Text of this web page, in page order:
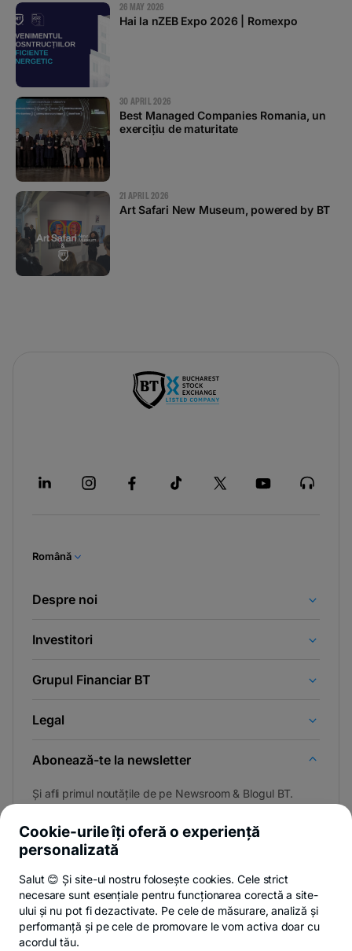
26 MAY 2026
Hai la nZEB Expo 2026 | Romexpo
30 APRIL 2026
Best Managed Companies Romania, un
exercițiu de maturitate
21 APRIL 2026
Art Safari New Museum, powered by BT
Română
Despre noi
Investitori
Grupul Financiar BT
Legal
Abonează-te la newsletter
Și afli primul noutățile de pe Newsroom & Blogul BT.
Privacy HubPolitica de confidențialitatePolitica de cookies
Cookie-urile îți oferă o experiență
personalizată
Salut 😊 Și site-ul nostru folosește cookies. Cele strict
necesare sunt esențiale pentru funcționarea corectă a site-
ului și nu pot fi dezactivate. Pe cele de măsurare, analiză și
performanță și pe cele de promovare le vom activa doar cu
acordul tău.